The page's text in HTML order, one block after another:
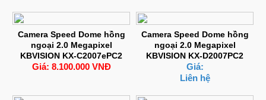
Camera Speed Dome hồng
ngoại 2.0 Megapixel
KBVISION KX-C2007ePC2
Giá: 8.100.000 VNĐ
Camera Speed Dome hồng
ngoại 2.0 Megapixel
KBVISION KX-D2007PC2
Giá:
Liên hệ